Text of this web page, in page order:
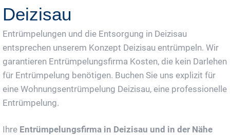
Deizisau
Entrümpelungen und die Entsorgung in Deizisau
entsprechen unserem Konzept Deizisau entrümpeln. Wir
garantieren Entrümpelungsfirma Kosten, die kein Darlehen
für Entrümpelung benötigen. Buchen Sie uns explizit für
eine Wohnungsentrümpelung Deizisau, eine professionelle
Entrümpelung.
Ihre Entrümpelungsfirma in Deizisau und in der Nähe